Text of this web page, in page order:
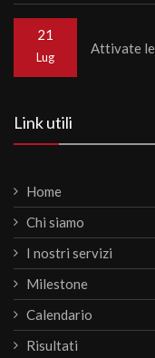
21
Lug
Attivate
Link utili
Home
Chi siamo
I nostri servizi
Milestone
Calendario
Risultati